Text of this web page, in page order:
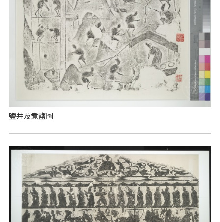
鹽井及煮鹽圖